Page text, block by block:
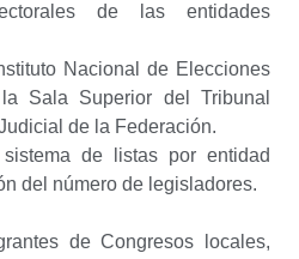
de las entidades
Nacional de Elecciones
Sala Superior del Tribunal
de la Federación.
de listas por entidad
del número de legisladores.
de Congresos locales,